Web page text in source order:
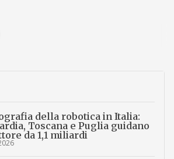
della robotica in Italia:
Toscana e Puglia guidano
da 1,1 miliardi